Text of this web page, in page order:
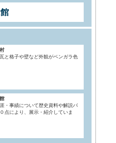
と格子や壁など外観がベンガラ色
・事績について歴史資料や解説パ
点により、展示・紹介していま